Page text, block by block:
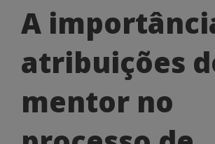
A
importância
das
atribuições
do
A
atribuições
mentor no